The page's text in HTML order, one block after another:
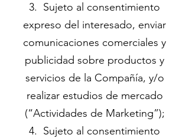
3. Sujeto al consentimiento
expreso del interesado, enviar
comunicaciones comerciales y
publicidad sobre productos y
servicios de la Compañía, y/o
realizar estudios de mercado
(“Actividades de Marketing”);
4. Sujeto al consentimiento